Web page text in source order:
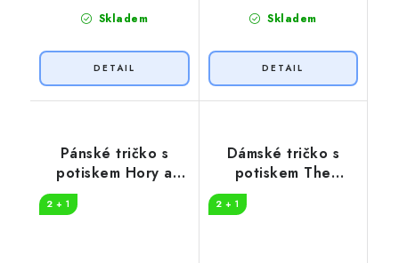
Skladem Skladem
Pánské tričko s
potiskem Hory a
2 + 1
Dámské tričko s
potiskem The
2 + 1